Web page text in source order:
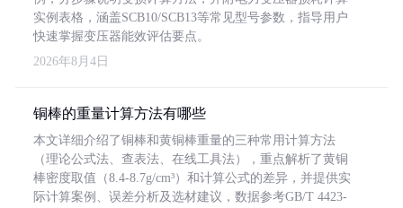
实例表格，涵盖SCB10/SCB13等常见型号参数，指导用户
快速掌握变压器能效评估要点。
2026年8月4日
铜棒的重量计算方法有哪些
本文详细介绍了铜棒和黄铜棒重量的三种常用计算方法
（理论公式法、查表法、在线工具法），重点解析了黄铜
棒密度取值（8.4-8.7g/cm³）和计算公式的差异，并提供实
际计算案例、误差分析及选材建议，数据参考GB/T 4423-